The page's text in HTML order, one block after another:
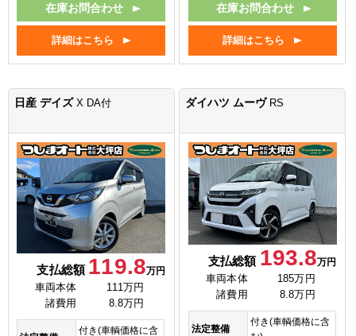
在庫お問合わせ
詳細はこちら
在庫お問合わせ
詳細はこちら
日産 デイズ X DA付
支払総額 119.8万円
車両本体
111万円
諸費用
8.8万円
付き(車輌価格に含
ダイハツ ムーヴ RS
支払総額 193.8万円
車両本体
185万円
諸費用
8.8万円
法定整備
付き(車輌価格に含